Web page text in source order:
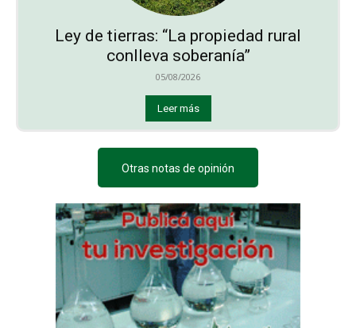
Ley de tierras: “La propiedad rural
conlleva soberanía”
05/08/2026
Leer más
Otras notas de opinión